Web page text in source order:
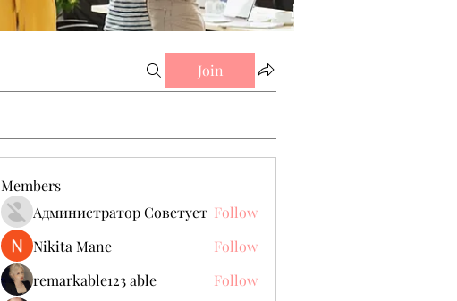
Join
Members
Администратор Советует Follow
Nikita Mane
Follow
remarkable123 able
Follow